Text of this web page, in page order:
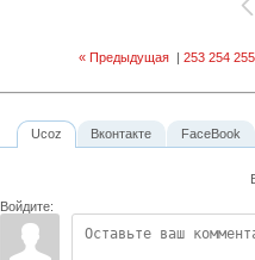
« Предыдущая | 253 254 255
Ucoz
Войдите:
Вконтакте FaceBook